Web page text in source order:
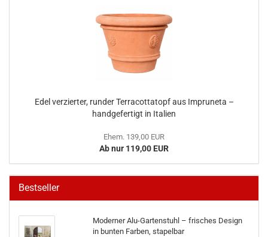
Edel verzierter, runder Terracottatopf aus Impruneta –
handgefertigt in Italien
Ehem. 139,00 EUR
Ab nur 119,00 EUR
Bestseller
Moderner Alu-Gartenstuhl – frisches Design
in bunten Farben, stapelbar